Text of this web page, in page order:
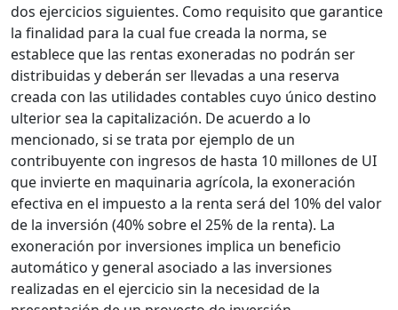
dos ejercicios siguientes. Como requisito que garantice
la finalidad para la cual fue creada la norma, se
establece que las rentas exoneradas no podrán ser
distribuidas y deberán ser llevadas a una reserva
creada con las utilidades contables cuyo único destino
ulterior sea la capitalización. De acuerdo a lo
mencionado, si se trata por ejemplo de un
contribuyente con ingresos de hasta 10 millones de UI
que invierte en maquinaria agrícola, la exoneración
efectiva en el impuesto a la renta será del 10% del valor
de la inversión (40% sobre el 25% de la renta). La
exoneración por inversiones implica un beneficio
automático y general asociado a las inversiones
realizadas en el ejercicio sin la necesidad de la